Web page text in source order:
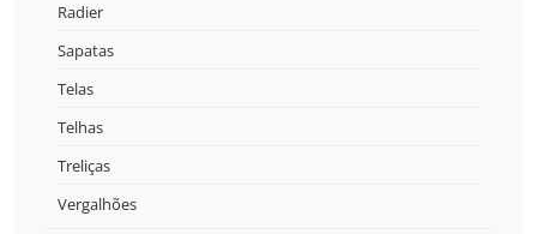
Radier
Sapatas
Telas
Telhas
Treliças
Vergalhões